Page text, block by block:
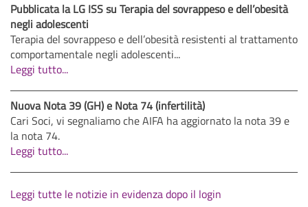
Pubblicata la LG ISS su Terapia del sovrappeso e dell’obesità
negli adolescenti
Terapia del sovrappeso e dell’obesità resistenti al trattamento
comportamentale negli adolescenti...
Leggi tutto...
Nuova Nota 39 (GH) e Nota 74 (infertilità)
Cari Soci, vi segnaliamo che AIFA ha aggiornato la nota 39 e
la nota 74.
Leggi tutto...
Leggi tutte le notizie in evidenza dopo il login